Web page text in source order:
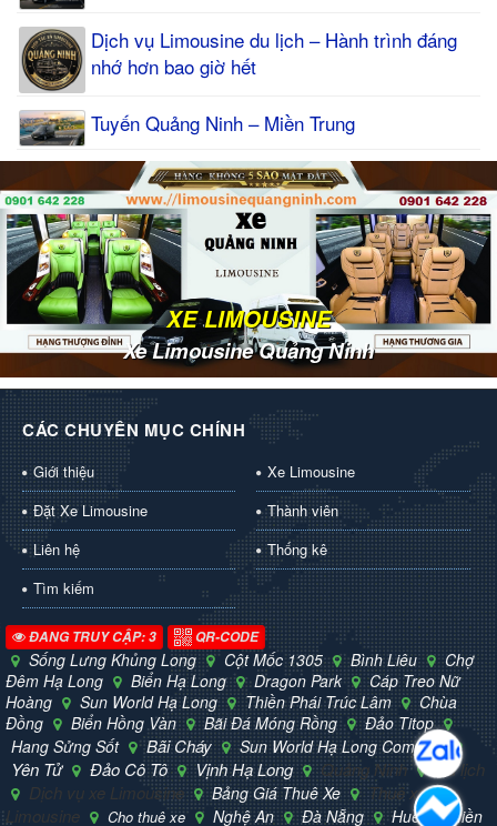
Dịch vụ Limousine du lịch – Hành trình đáng
nhớ hơn bao giờ hết
Tuyến Quảng Ninh – Miền Trung
XE LIMOUSINE
Xe Limousine Quảng Ninh
CÁC CHUYÊN MỤC CHÍNH
Giới thiệu
Xe Limousine
Đặt Xe Limousine
Thành viên
Liên hệ
Thống kê
Tìm kiếm
ĐANG TRUY CẬP: 3 QR-CODE
Sống Lưng Khủng Long Cột Mốc 1305 Bình Liêu
Chợ
Đêm Hạ Long
Biển Hạ Long Dragon Park
Cáp Treo Nữ
Hoàng
Sun World Hạ Long Thiền Phái Trúc Lâm
Chùa
Đồng
Biển Hồng Vàn Bãi Đá Móng Rồng
Đảo Titop
Hang Sửng Sốt
Bãi Cháy Sun World Hạ Long Complex
Yên Tử Đảo Cô Tô Vịnh Hạ Long Quảng Ninh
Du lịch
Dịch vụ xe Limousine
Bảng Giá Thuê Xe
Thuê xe
Limousine
Cho thuê xe Nghệ An Đà Nẵng Huế
Miền